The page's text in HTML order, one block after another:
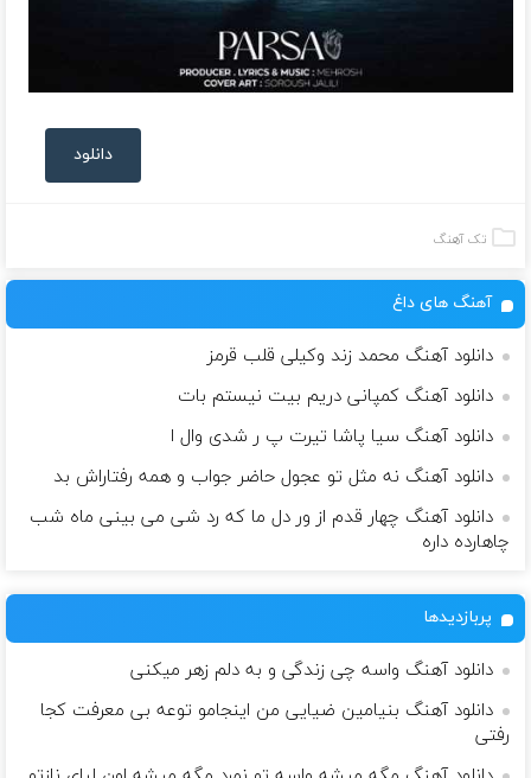
دانلود
تک آهنگ
آهنگ های داغ
دانلود آهنگ محمد زند وکیلی قلب قرمز
دانلود آهنگ کمپانی دریم بیت نیستم بات
دانلود آهنگ سیا پاشا تیرت پ ر شدی وال ا
دانلود آهنگ نه مثل تو عجول حاضر جواب و همه رفتاراش بد
دانلود آهنگ چهار قدم از ور دل ما که رد شی می بینی ماه شب
چاهارده داره
پربازدیدها
دانلود آهنگ واسه چی زندگی و به دلم زهر میکنی
دانلود آهنگ بنیامین ضیایی من اینجامو توعه بی معرفت کجا
رفتی